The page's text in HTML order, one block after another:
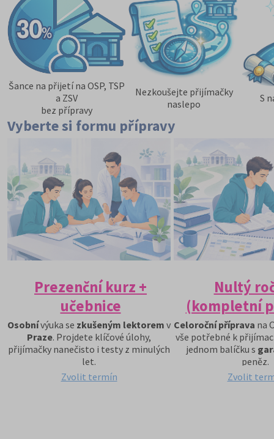
Šance na přijetí na OSP, TSP
a ZSV
bez přípravy
Nezkoušejte přijímačky
naslepo
S
Vyberte si formu přípravy
Prezenční kurz +
učebnice
Osobnívýuka se zkušeným lektorem v
Praze. Projdete klíčové úlohy,
přijímačky nanečisto i testy z minulých
let.
Zvolit termín
Nultý
(kompletní
Celoroční příprava na
vše potřebné k
jednom balíčku s
peněz.
Zvolit